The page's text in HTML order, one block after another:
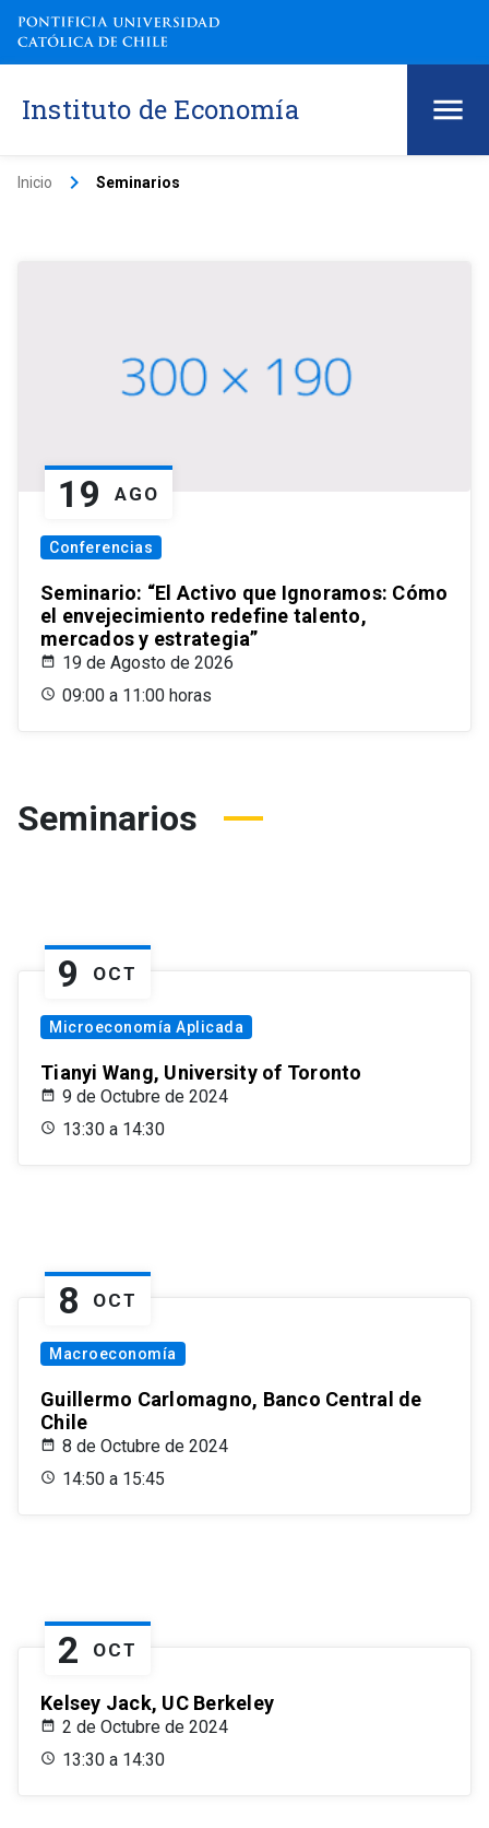
Instituto de Economía
Inicio keyboard_arrow_right Seminarios
19 AGO
Conferencias
Seminario: “El Activo que Ignoramos: Cómo
el envejecimiento redefine talento,
mercados y estrategia”
19 de Agosto de 2026
09:00 a 11:00 horas
Seminarios
9 OCT
Microeconomía Aplicada
Tianyi Wang, University of Toronto
9 de Octubre de 2024
13:30 a 14:30
8 OCT
Macroeconomía
Guillermo Carlomagno, Banco Central de
Chile
8 de Octubre de 2024
14:50 a 15:45
2 OCT
Kelsey Jack, UC Berkeley
2 de Octubre de 2024
13:30 a 14:30